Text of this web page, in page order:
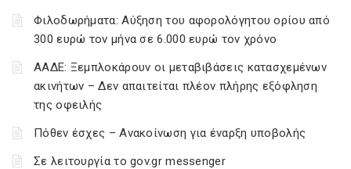
Φιλοδωρήματα: Αύξηση του αφορολόγητου ορίου από
300 ευρώ τον μήνα σε 6.000 ευρώ τον χρόνο
ΑΑΔΕ: Ξεμπλοκάρουν οι μεταβιβάσεις κατασχεμένων
ακινήτων – Δεν απαιτείται πλέον πλήρης εξόφληση
της οφειλής
Πόθεν έσχες – Ανακοίνωση για έναρξη υποβολής
Σε λειτουργία το gov.gr messenger